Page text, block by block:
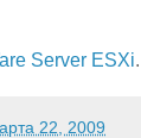
Server ESXi.
22, 2009